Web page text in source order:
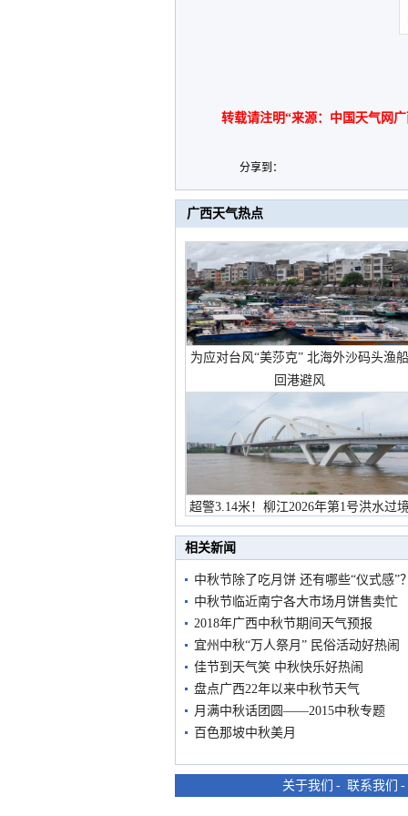
转载请注明“来源：中国天气网
分享到：
广西天气热点
为应对台风“美莎克” 北海外沙码头渔船
回港避风
超警3.14米！柳江2026年第1号洪水过
市民在堤岸见证汛况
相关新闻
中秋节除了吃月饼 还有哪些“仪式感”
中秋节临近南宁各大市场月饼售卖忙
2018年广西中秋节期间天气预报
宜州中秋“万人祭月” 民俗活动好热闹
佳节到天气笑 中秋快乐好热闹
盘点广西22年以来中秋节天气
月满中秋话团圆——2015中秋专题
百色那坡中秋美月
关于我们 - 联系我们 -